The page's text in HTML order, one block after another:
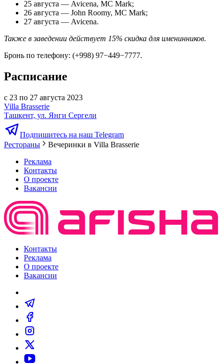
25 августа — Avicena, MС Mark;
26 августа — John Roomy, MС Mark;
27 августа — Avicena.
Также в заведении действует 15% скидка для именинников.
Бронь по телефону: (+998) 97−449−7777.
Расписание
с 23 по 27 августа 2023
Villa Brasserie
Ташкент, ул. Янги Сергели
Подпишитесь на наш Telegram
Рестораны
Вечеринки в Villa Brasserie
Реклама
Контакты
О проекте
Вакансии
Контакты
Реклама
О проекте
Вакансии